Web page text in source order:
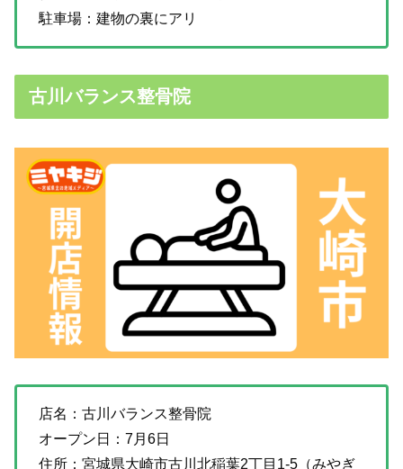
駐車場：建物の裏にアリ
古川バランス整骨院
店名：古川バランス整骨院
オープン日：7月6日
住所：宮城県大崎市古川北稲葉2丁目1-5（みやぎ